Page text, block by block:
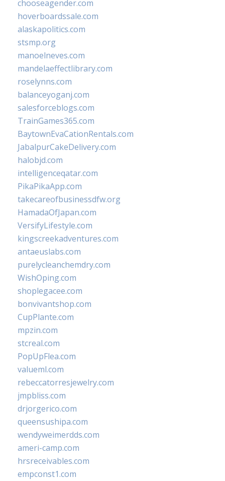
chooseagender.com
hoverboardssale.com
alaskapolitics.com
stsmp.org
manoelneves.com
mandelaeffectlibrary.com
roselynns.com
balanceyoganj.com
salesforceblogs.com
TrainGames365.com
BaytownEvaCationRentals.com
JabalpurCakeDelivery.com
halobjd.com
intelligenceqatar.com
PikaPikaApp.com
takecareofbusinessdfw.org
HamadaOfJapan.com
VersifyLifestyle.com
kingscreekadventures.com
antaeuslabs.com
purelycleanchemdry.com
WishOping.com
shoplegacee.com
bonvivantshop.com
CupPlante.com
mpzin.com
stcreal.com
PopUpFlea.com
valueml.com
rebeccatorresjewelry.com
jmpbliss.com
drjorgerico.com
queensushipa.com
wendyweimerdds.com
ameri-camp.com
hrsreceivables.com
empconst1.com